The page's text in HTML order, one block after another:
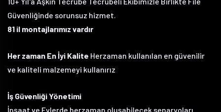
Güvenliğinde sorunsuz hizmet.
81 il montajlarımız vardır
Her zaman En İyi Kalite Herzaman kullanılan en güvenilir
ve kaliteli malzemeyi kullanırız
İş Güvenliği Yönetimi
İnşaat ve Evlerde herzaman oluşabilecek senaryoları